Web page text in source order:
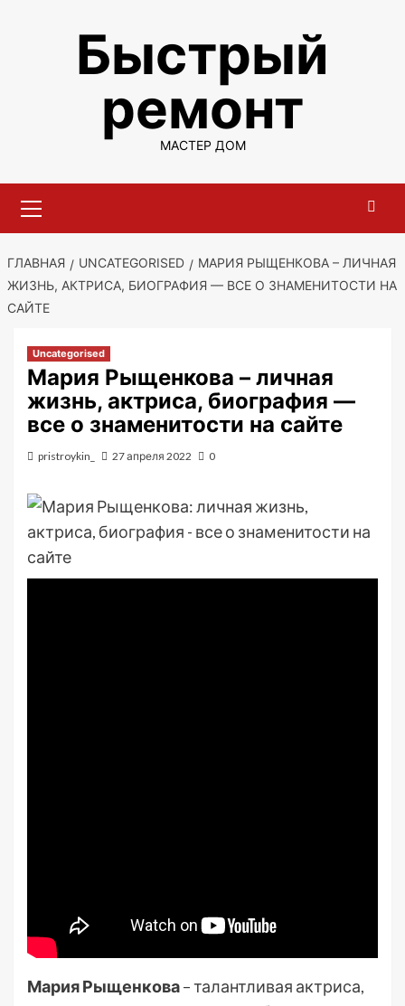
содержимомуБыстрый
ремонт
МАСТЕР ДОМ
меню
ГЛАВНАЯ UNCATEGORISED
МАРИЯ РЫЩЕНКОВА – ЛИЧНАЯ
ЖИЗНЬ, АКТРИСА, БИОГРАФИЯ — ВСЕ О ЗНАМЕНИТОСТИ НА
САЙТЕ
Uncategorised
Мария Рыщенкова – личная
жизнь, актриса, биография —
все о знаменитости на сайте
pristroykin_ 27 апреля 2022 0
Мария Рыщенкова– талантливая актриса,